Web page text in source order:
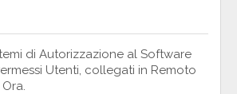
di Autorizzazione al Software
Utenti, collegati in Remoto